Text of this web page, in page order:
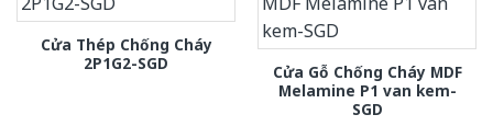
Cửa Thép Chống Cháy
2P1G2-SGD
Cửa Gỗ Chống Cháy MDF
Melamine P1 van kem-
SGD